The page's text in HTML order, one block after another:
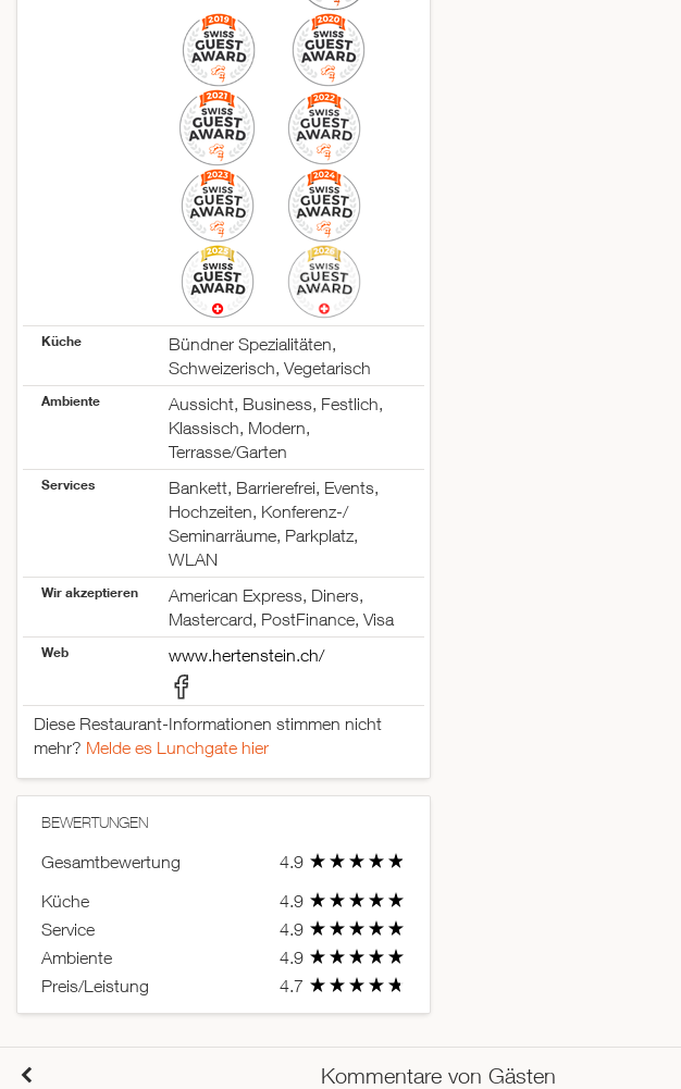
Küche
Bündner Spezialitäten,
Schweizerisch, Vegetarisch
Ambiente
Aussicht, Business, Festlich,
Klassisch, Modern,
Terrasse/Garten
Services
Bankett, Barrierefrei, Events,
Hochzeiten, Konferenz-/
Seminarräume, Parkplatz,
WLAN
Wir akzeptieren
American Express, Diners,
Mastercard, PostFinance, Visa
Web www.hertenstein.ch/
Diese Restaurant-Informationen stimmen nicht
mehr? Melde es Lunchgate hier
BEWERTUNGEN
Gesamtbewertung
4.9
Küche
4.9
Service
4.9
Ambiente
4.9
Preis/Leistung
4.7
Kommentare von Gästen